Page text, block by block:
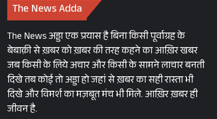
The News Adda
The News अड्डा एक प्रयास है बिना किसी पूर्वाग्रह के
बेबाक़ी से ख़बर को ख़बर की तरह कहने का आख़िर खबर
जब किसी के लिये अचार और किसी के सामने लाचार बनती
दिखे तब कोई तो अड्डा हो जहां से ख़बर का सही रास्ता भी
दिखे और विमर्श का मज़बूत मंच भी मिले. आख़िर ख़बर ही
जीवन है.